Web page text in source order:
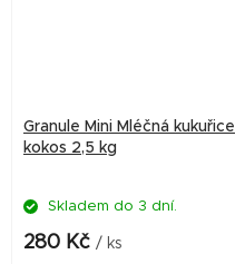
Granule Mini Mléčná kukuřice
kokos 2,5 kg
Skladem do 3 dní.
280 Kč / ks